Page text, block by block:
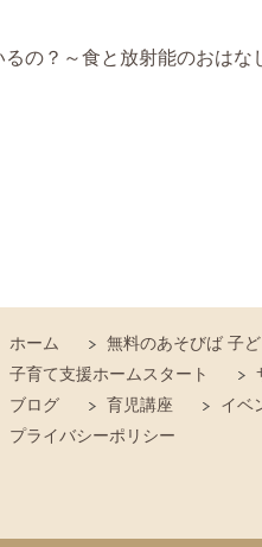
の？～食と放射能のおはな
ホーム 無料のあそびば 子
子育て支援ホームスタート
ブログ
育児講座 イベ
プライバシーポリシー